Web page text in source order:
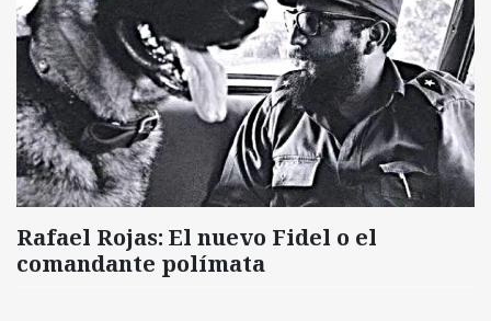
Rafael Rojas: El nuevo Fidel o el
comandante polímata